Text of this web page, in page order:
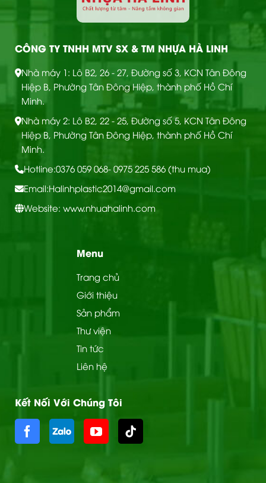
CÔNG TY TNHH MTV SX & TM NHỰA HÀ LINH
Nhà máy 1: Lô B2, 26 - 27, Đường số 3, KCN Tân Đông
Hiệp B, Phường Tân Đông Hiệp, thành phố Hồ Chí
Minh.
Nhà máy 2: Lô B2, 22 - 25, Đường số 5, KCN Tân Đông
Hiệp B, Phường Tân Đông Hiệp, thành phố Hồ Chí
Minh.
Hotline:0376 059 068- 0975 225 586 (thu mua)
Email:Halinhplastic2014@gmail.com
Website: www.nhuahalinh.com
Menu
Trang chủ
Giới thiệu
Sản phẩm
Thư viện
Tin tức
Liên hệ
Kết Nối Với Chúng Tôi